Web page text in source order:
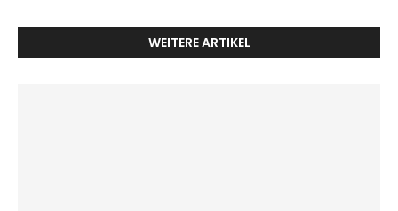
WEITERE ARTIKEL